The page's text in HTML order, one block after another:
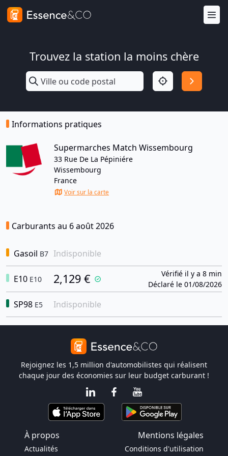
Trouvez la station la moins chère
Informations pratiques
Supermarches Match Wissembourg
33 Rue De La Pépiniére
Wissembourg
France
Voir sur la carte
Carburants au 6 août 2026
Gasoil B7 Indisponible
E10 E10 2,129 €
Vérifié il y a 8 min
Déclaré le 01/08/2026
SP98 E5 Indisponible
Rejoignez les 1,5 million d'automobilistes qui réalisent
chaque jour des économies sur leur budget carburant !
À propos Mentions légales
Actualités
Conditions d'utilisation